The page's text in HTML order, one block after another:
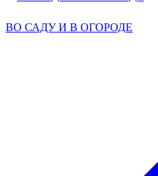
ВО САДУ И В ОГОРОДЕ